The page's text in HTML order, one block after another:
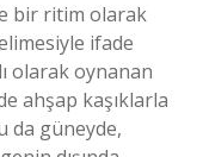
bir ritim olarak
ifade
olarak oynanan
ahşap kaşıklarla
da güneyde,